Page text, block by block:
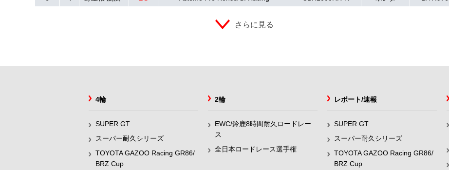
さらに見る
4輪
SUPER GT
スーパー耐久シリーズ
TOYOTA GAZOO Racing GR86/
BRZ Cup
2輪
EWC/鈴鹿8時間耐久ロードレー
ス
全日本ロードレース選手権
レポート/速報
SUPER GT
スーパー耐久シリーズ
TOYOTA GAZOO Racing GR86/
BRZ Cup